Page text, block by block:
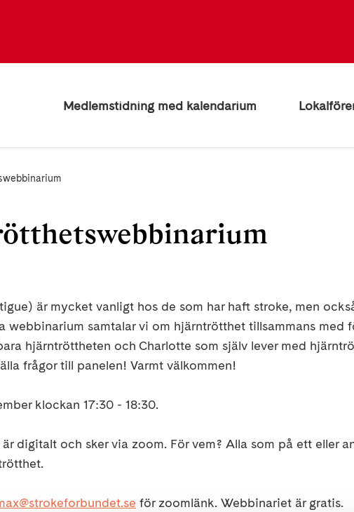
Medlemstidning med kalendarium
är mycket vanligt hos de som har haft stroke, men
webbinarium samtalar vi om hjärntrötthet tillsammans med
hjärntröttheten och Charlotte som själv lever med
frågor till panelen! Varmt välkommen!
klockan 17:30 - 18:30.
digitalt och sker via zoom. För vem? Alla som på ett eller
för zoomlänk. Webbinariet är gratis.